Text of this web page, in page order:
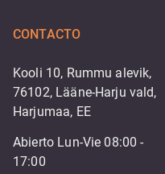
CONTACTO
Kooli 10, Rummu alevik,
76102, Lääne-Harju vald,
Harjumaa, EE
Abierto Lun-Vie 08:00 -
17:00